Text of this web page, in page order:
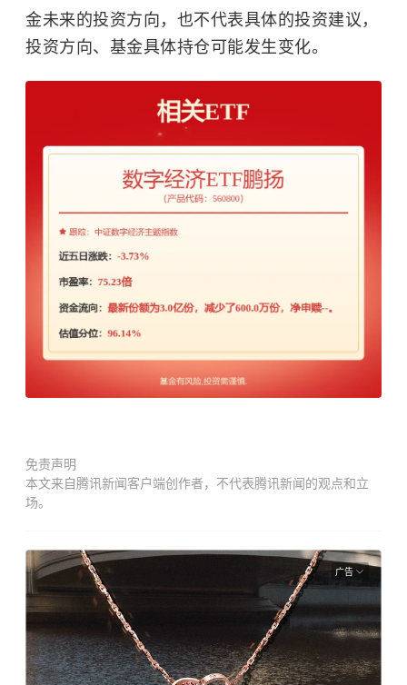
金未来的投资方向，也不代表具体的投资建议，
投资方向、基金具体持仓可能发生变化。
免责声明
本文来自腾讯新闻客户端创作者，不代表腾讯新闻的观点和立
场。
广告